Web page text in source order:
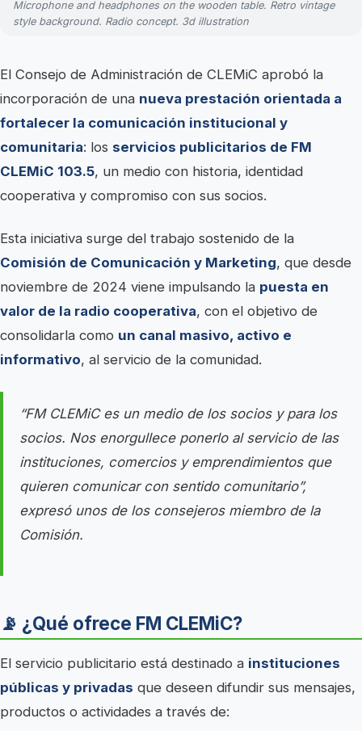
Microphone and headphones on the wooden table. Retro vintage
style background. Radio concept. 3d illustration
El Consejo de Administración de CLEMiC aprobó la
incorporación de una nueva prestación orientada a
fortalecer la comunicación institucional y
comunitaria: los servicios publicitarios de FM
CLEMiC 103.5, un medio con historia, identidad
cooperativa y compromiso con sus socios.
Esta iniciativa surge del trabajo sostenido de la
Comisión de Comunicación y Marketing, que desde
noviembre de 2024 viene impulsando la puesta en
valor de la radio cooperativa, con el objetivo de
consolidarla como un canal masivo, activo e
informativo, al servicio de la comunidad.
“FM CLEMiC es un medio de los socios y para los
socios. Nos enorgullece ponerlo al servicio de las
instituciones, comercios y emprendimientos que
quieren comunicar con sentido comunitario”,
expresó unos de los consejeros miembro de la
Comisión.
📡 ¿Qué ofrece FM CLEMiC?
El servicio publicitario está destinado a instituciones
públicas y privadas que deseen difundir sus mensajes,
productos o actividades a través de: